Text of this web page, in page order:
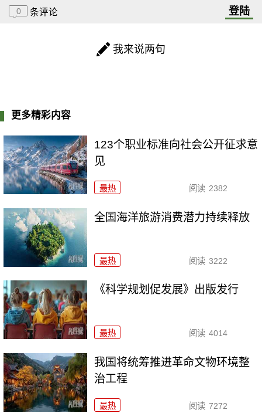
0 条评论 登陆
我来说两句
更多精彩内容
123个职业标准向社会公开征求意
见
最热 阅读 2382
全国海洋旅游消费潜力持续释放
最热 阅读 3222
《科学规划促发展》出版发行
最热 阅读 4014
我国将统筹推进革命文物环境整
治工程
最热 阅读 7272